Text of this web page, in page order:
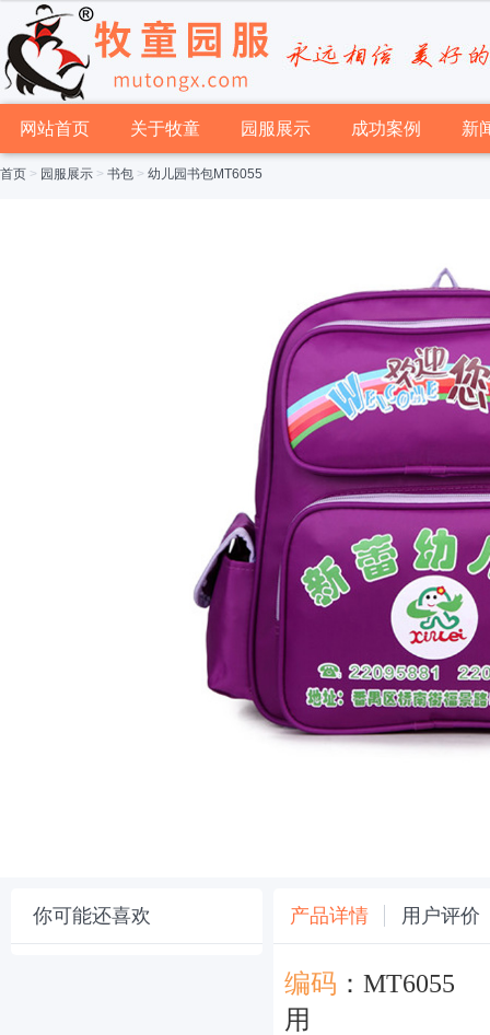
网站首页 关于牧童 园服展示 成功案例 新
首页 > 园服展示 > 书包 > 幼儿园书包MT6055
你可能还喜欢 产品详情 用户评价
编码 ：MT6055
用